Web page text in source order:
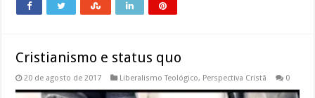
Cristianismo e status quo
20 de agosto de 2017 Liberalismo Teológico, Perspectiva Cristã 0